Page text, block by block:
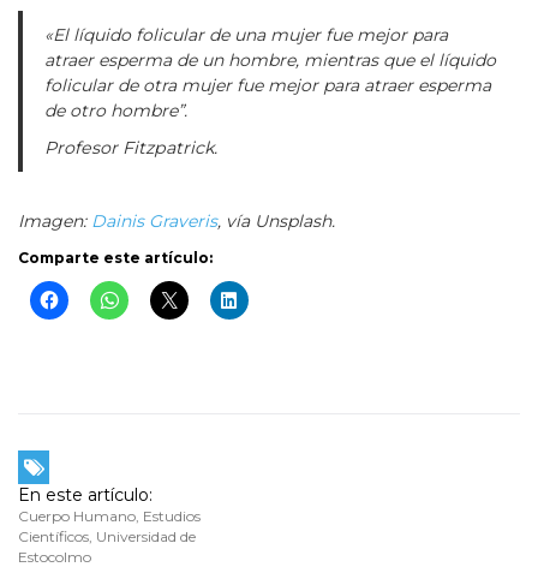
«El líquido folicular de una mujer fue mejor para
atraer esperma de un hombre, mientras que el líquido
folicular de otra mujer fue mejor para atraer esperma
de otro hombre”.
Profesor Fitzpatrick.
Imagen: Dainis Graveris, vía Unsplash.
Comparte este artículo:
En este artículo:
Cuerpo Humano Estudios
Científicos Universidad de
Estocolmo